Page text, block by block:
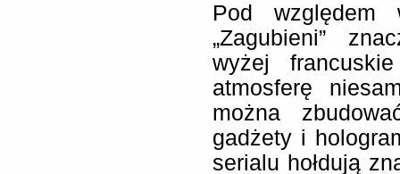
Pod względem
„Zagubieni”
wyżej
atmosferę
można
gadżety i
serialu hołdują